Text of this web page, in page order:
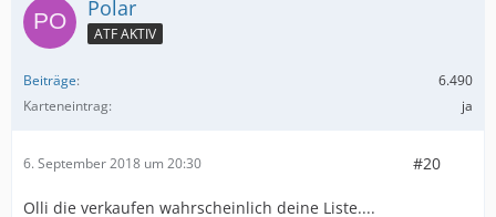
Polar
ATF AKTIV
Beiträge
6.490
Karteneintrag
ja
6. September 2018 um 20:30 #20
Olli die verkaufen wahrscheinlich deine Liste....